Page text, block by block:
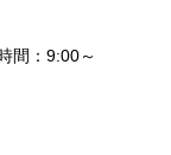
間：9:00～